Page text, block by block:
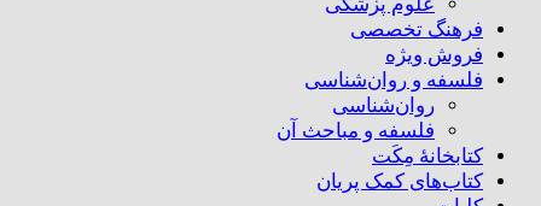
فرهنگ تخصصی
فروش ویژه
فلسفه و روان‌شناسی
روان‌شناسی
فلسفه و مباحث آن
کتابخانۀ مِکَت
کتاب‌های کمک پریان